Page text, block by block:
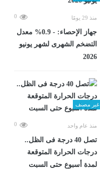
منذ 29 يومًا 0
جهاز الإحصاء: - 0.9% معدل
التضخم الشهرى لشهر يونيو
2026
غير مصنف
منذ عام واحد 0
تصل 40 درجة فى الظل..
درجات الحرارة المتوقعة
لمدة أسبوع حتى السبت